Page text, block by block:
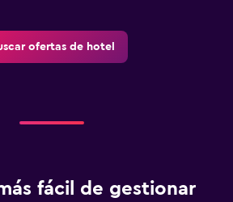
ofertas de hotel
fácil de gestionar